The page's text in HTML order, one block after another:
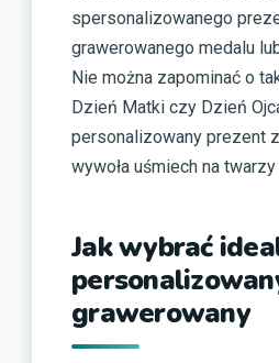
spersonalizowanego
grawerowanego medalu
Nie można zapominać o
Dzień Matki czy Dzień
personalizowany prezent
wywoła uśmiech na
Jak wybrać
grawerowany